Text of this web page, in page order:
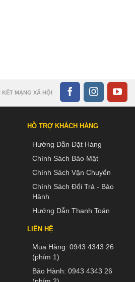
KẾT MẠNG XÃ HỘI
HỖ TRỢ KHÁCH HÀNG
Hướng Dẫn Đặt Hàng
Chính Sách Bảo Mật
Chính Sách Vận Chuyển
Chính Sách Đổi Trả - Bảo
Hành
Hướng Dẫn Thanh Toán
LIÊN HỆ
Mua Hàng: 0943 4343 26
(phím 1)
Bảo Hành: 0943 4343 26